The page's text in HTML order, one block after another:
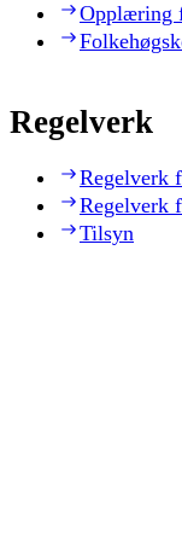
Opplæring
Regelverk
Regelverk
Regelverk
Tilsyn